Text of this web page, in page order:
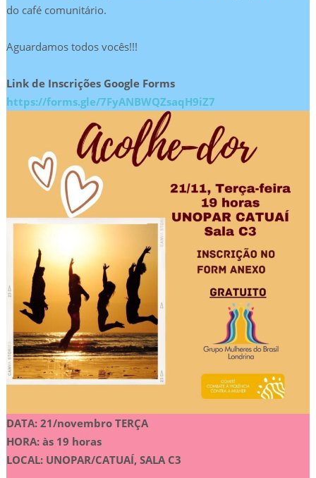
do café comunitário.
Aguardamos todos vocês!!!
Link de Inscrições Google Forms
https://forms.gle/7FyANBWQZsaqH9iZ7
DATA: 21/novembro TERÇA
HORA: às 19 horas
LOCAL: UNOPAR/CATUAÍ, SALA C3